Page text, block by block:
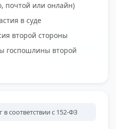
почтой или онлайн)
в суде
второй стороны
госпошлины второй
соответствии с 152-ФЗ